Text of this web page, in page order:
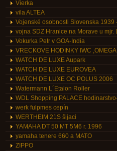
Vierka
vila ALTEA
Vojenské osobnosti Slovenska 1939
vojna SDZ Hranice na Morave u mjr.
Vokurka Petr v GOA-India
VRECKOVE HODINKY IWC
WATCH DE LUXE Aupark
WATCH DE LUXE EUROVEA
WATCH DE LUXE OC POLUS 2006
Watermann L´Etalon Roller
WDL Shopping PALACE
werk fulpmes cepín
WERTHEIM 21S šijaci
YAMAHA DT 50 MT 5M6 r. 1996
yamaha tenere 660 a MATO
ZIPPO